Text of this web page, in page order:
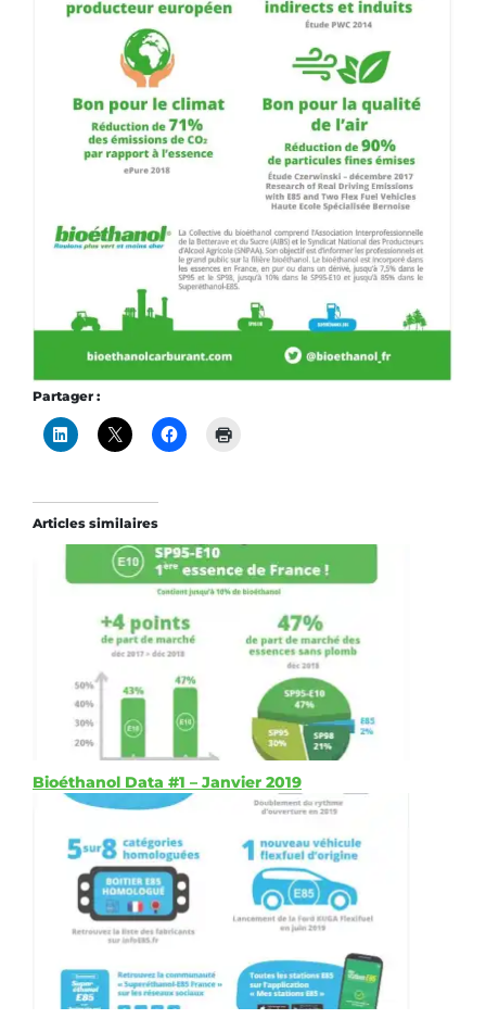
Partager :
Articles similaires
Bioéthanol Data #1 – Janvier 2019